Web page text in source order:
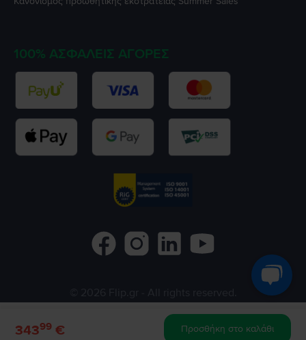
34399 € Προσθήκη στο καλάθι
100% ΑΣΦΑΛΕΊΣ ΑΓΟΡΈΣ